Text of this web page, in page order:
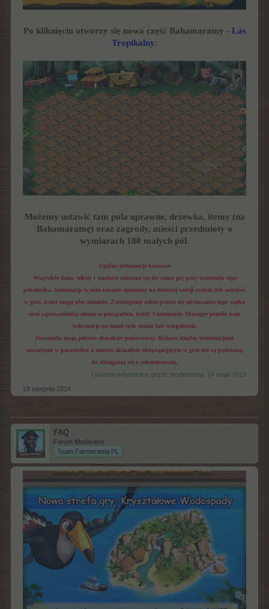
Po kliknięciu otworzy się nowa część Bahamaramy - Las
Tropikalny:
Możemy ustawić tam pola uprawne, drzewka, itemy (na
Bahamaramę) oraz zagrody, mieści przedmioty o
wymiarach 188 małych pól.
Ogólne informacje końcowe
Wszystkie dane, teksty i wartości odnoszą się do stanu gry przy tworzeniu tego
poradnika. Informacje w nim zawarte opieramy na testowej wersji eventu lub nowości
w grze, a one mogą ulec zmianie. Zastrzegamy sobie prawo do edytowania tego wątku
oraz wprowadzenia zmian w przypadku, kiedy Community Manager prześle nam
informacje na temat tych zmian lub uzupełnień.
Poradniki mają jedynie charakter pomocniczy. Różnice między informacjami
zawartymi w poradniku a stanem aktualnie obowiązującym w grze nie są podstawą
do ubiegania się o rekompensatę.
Ostatnio edytowane przez moderatora: 14 maja 2019
19 sierpnia 2014
FAQ
Forum Moderator
Team Farmerama PL